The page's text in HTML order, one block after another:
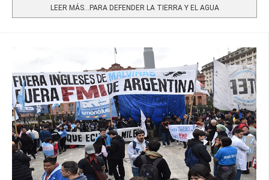
LEER MÁS…PARA DEFENDER LA TIERRA Y EL AGUA